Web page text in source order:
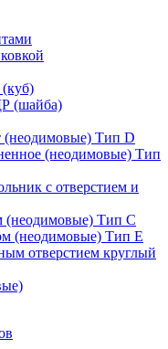
(шайба)
(неодимовые) Тип D
(неодимовые) Тип
с отверстием и
(неодимовые) Тип С
(неодимовые) Тип Е
отверстием круглый